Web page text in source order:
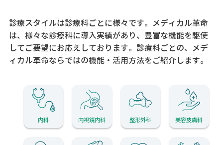
診療スタイルは診療科ごとに様々です。メディカル革命
は、様々な診療科に導入実績があり、 豊富な機能を駆使
してご要望にお応えしております。 診療科ごとの、メデ
ィカル革命ならではの機能・活用方法をご紹介します。
内科 内視鏡内科 整形外科 美容皮膚科